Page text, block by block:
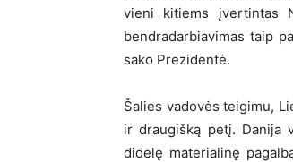
vieni kitiems įvertintas
bendradarbiavimas taip
sako Prezidentė.
Šalies vadovės teigimu,
ir draugišką petį. Danija
didelę materialinę